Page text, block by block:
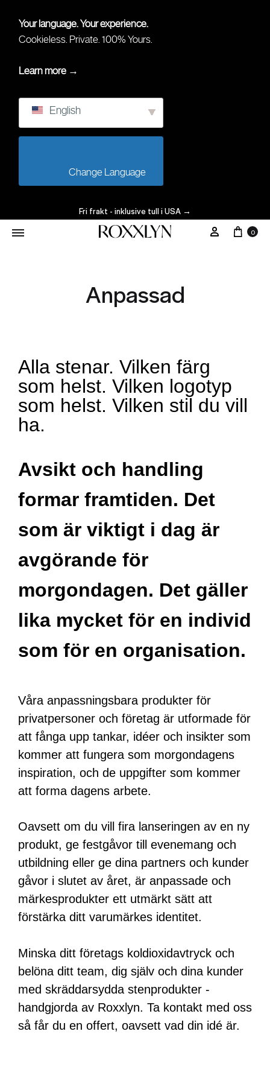
Your language. Your experience.
Cookieless. Private. 100% Yours.
Learn more →
English
Fri frakt - inklusive tull i USA →
0
Anpassad
Alla stenar. Vilken färg
som helst. Vilken logotyp
som helst. Vilken stil du vill
ha.
Avsikt och handling
formar framtiden. Det
som är viktigt i dag är
avgörande för
morgondagen. Det gäller
lika mycket för en individ
som för en organisation.
Våra anpassningsbara produkter för
privatpersoner och företag är utformade för
att fånga upp tankar, idéer och insikter som
kommer att fungera som morgondagens
inspiration, och de uppgifter som kommer
att forma dagens arbete.
Oavsett om du vill fira lanseringen av en ny
produkt, ge festgåvor till evenemang och
utbildning eller ge dina partners och kunder
gåvor i slutet av året, är anpassade och
märkesprodukter ett utmärkt sätt att
förstärka ditt varumärkes identitet.
Minska ditt företags koldioxidavtryck och
belöna ditt team, dig själv och dina kunder
med skräddarsydda stenprodukter -
handgjorda av Roxxlyn. Ta kontakt med oss
så får du en offert, oavsett vad din idé är.